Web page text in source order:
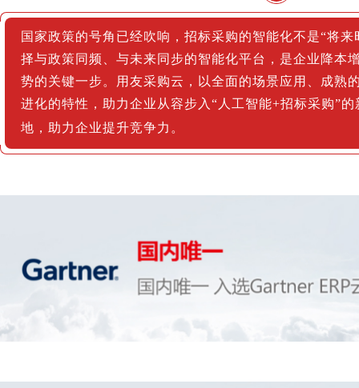
国家政策的号角已经吹响，招标采购的智能化不是“将
择与政策同频、与未来同步的智能化平台，是企业降本
势的关键一步。用友采购云，以全面的场景应用、成熟
进化的特性，助力企业从容步入“人工智能+招标采购”
地，助力企业提升竞争力。